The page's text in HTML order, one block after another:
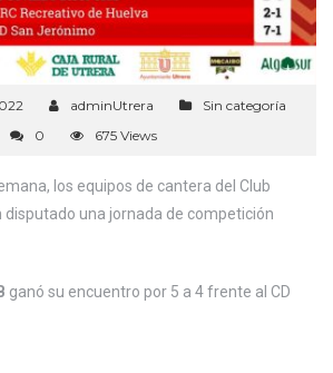
adminUtrera
Sin categoría
0
675 Views
los equipos de cantera del Club
disputado una jornada de competición
ganó su encuentro por 5 a 4 frente al CD